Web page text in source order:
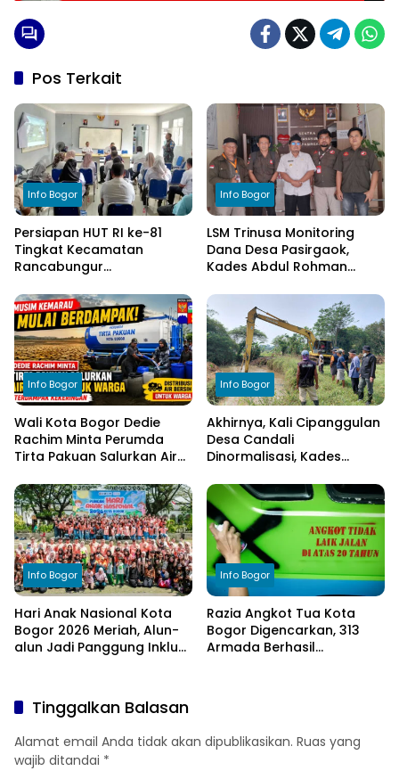
Pos Terkait
Info Bogor
Persiapan HUT RI ke-81
Tingkat Kecamatan
Rancabungur
Cimulang, Libatkan Seluruh
Elemen Masyarakat
Info Bogor
LSM Trinusa Monitoring
Dana Desa Pasirgaok,
Kades Abdul Rohman
Transparansi Pengelolaan
Anggaran
Info Bogor
Wali Kota Bogor Dedie
Rachim Minta Perumda
Tirta Pakuan Salurkan Air
Terdampak Kekeringan
Info Bogor
Akhirnya, Kali Cipanggulan
Desa Candali
Dinormalisasi, Kades
kepada Bupati Bogor
Info Bogor
Hari Anak Nasional Kota
Bogor 2026 Meriah, Alun-
alun Jadi Panggung Inklusi
Info Bogor
Razia Angkot Tua Kota
Bogor Digencarkan, 313
Armada Berhasil
Tinggalkan Balasan
Alamat email Anda tidak akan dipublikasikan. Ruas yang
wajib ditandai *